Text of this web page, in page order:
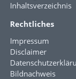
Inhaltsverzeichnis
Rechtliches
Impressum
Disclaimer
Bildnachweis